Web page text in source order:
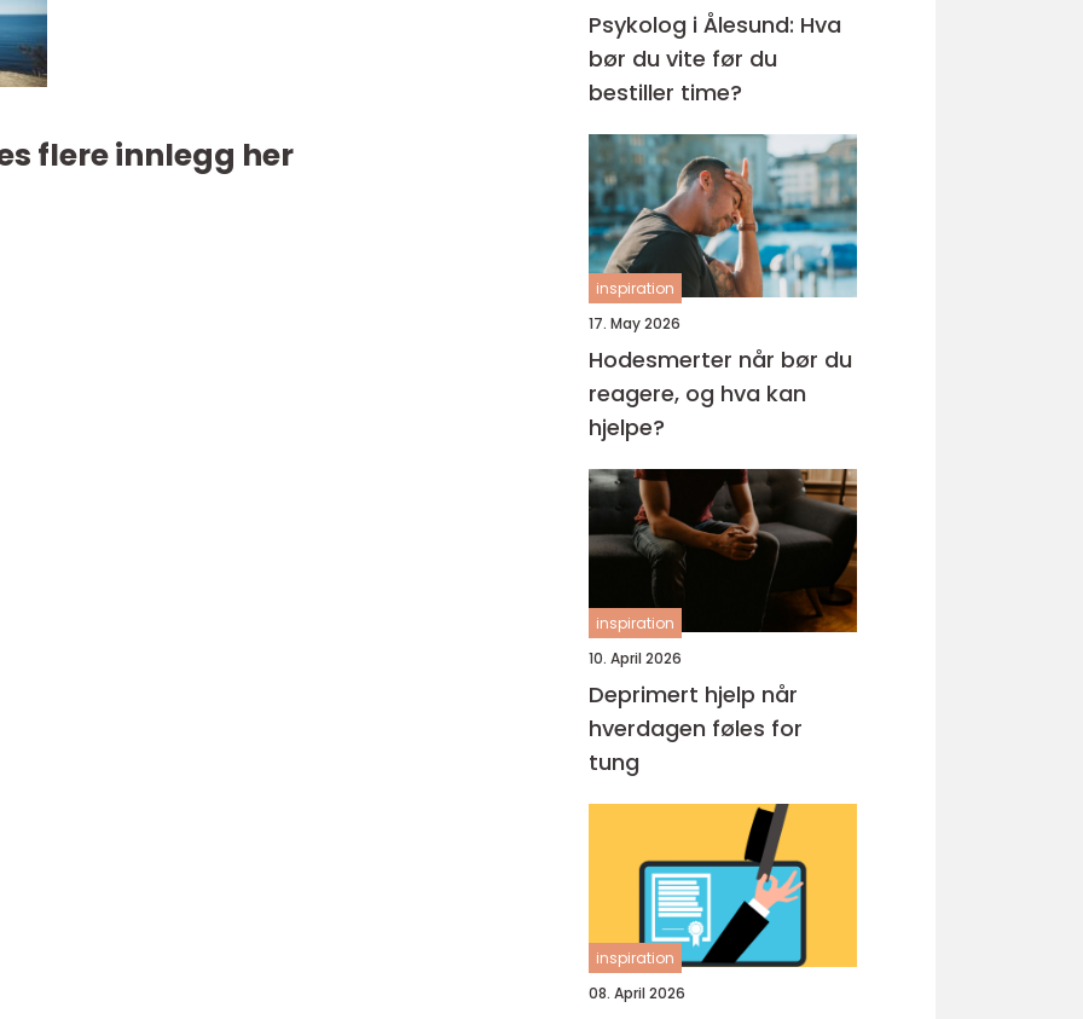
flere innlegg her
Psykolog i Ålesund: Hva
bør du vite før du
bestiller time?
inspiration
17. May 2026
Hodesmerter når bør du
reagere, og hva kan
hjelpe?
inspiration
10. April 2026
Deprimert hjelp når
hverdagen føles for
tung
inspiration
08. April 2026